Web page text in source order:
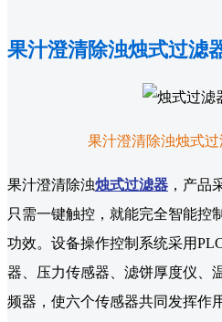
果汁澄清除浊烛式过滤
果汁澄清除浊烛式
果汁澄清除浊烛式过滤器 ，产品
只需一键触控，就能完全智能控
功效。设备操作控制系统采用
器、压力传感器、滤饼厚度仪、
频器，使六个传感器共同发挥作